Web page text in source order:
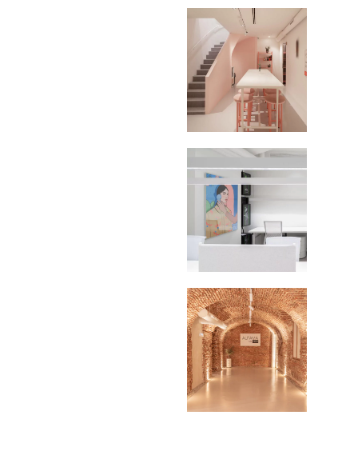
Vivienda
Hoteles /
Oficinas
Retail
Fotografía Residencial
Fotografía Fase de
Fotografía de Stand
PERSONAL
PUBLICACIONES
PRINTS
SOBRE MÍ
CONTACTO